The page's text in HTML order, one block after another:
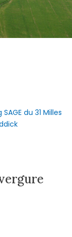
du 31 Milles